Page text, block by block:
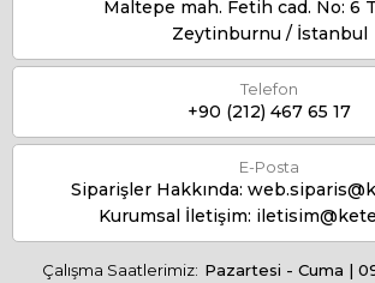
Maltepe mah. Fetih cad. No: 6
Zeytinburnu / İstanbul
Telefon
+90 (212) 467 65 17
E-Posta
Siparişler Hakkında:
Kurumsal İletişim:
Çalışma Saatlerimiz: Pazartesi - Cuma |